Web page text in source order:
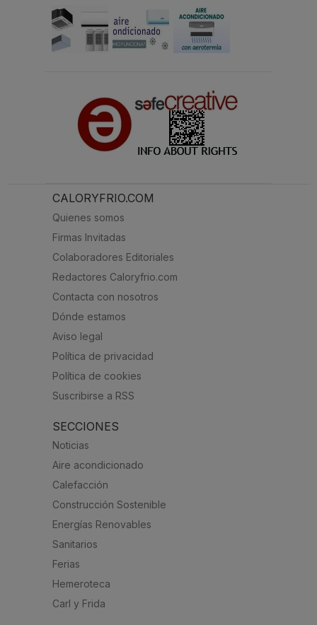
CALORYFRIO.COM
Quienes somos
Firmas Invitadas
Colaboradores Editoriales
Redactores Caloryfrio.com
Contacta con nosotros
Dónde estamos
Aviso legal
Política de privacidad
Política de cookies
Suscribirse a RSS
SECCIONES
Noticias
Aire acondicionado
Calefacción
Construcción Sostenible
Energías Renovables
Sanitarios
Ferias
Hemeroteca
Carl y Frida